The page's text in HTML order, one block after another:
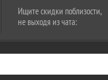
Ищите скидки поблизости,
не выходя из чата: